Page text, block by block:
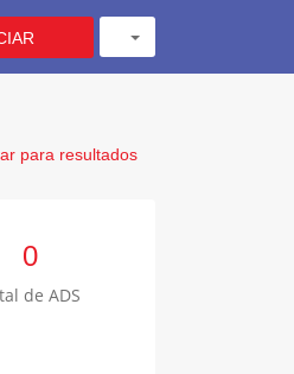
para resultados
0
de ADS